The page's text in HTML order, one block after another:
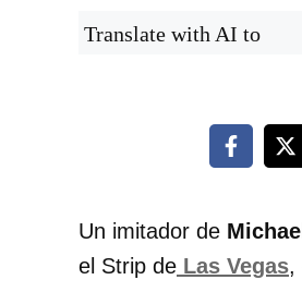
Translate with AI to
Un imitador de
el Strip de Las Vegas,